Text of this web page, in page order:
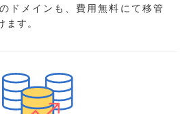
ドメインも、費用無料にて移管
ます。